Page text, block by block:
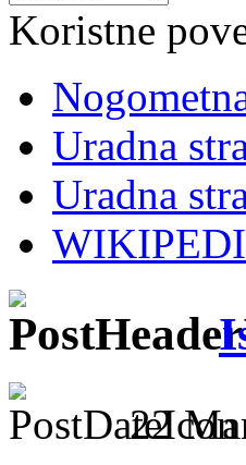
Koristne
Uradna
Uradna
22